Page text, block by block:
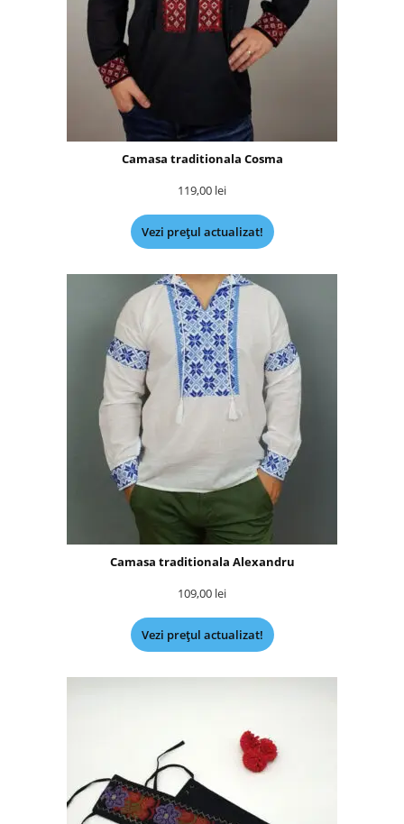
Camasa traditionala Cosma
119,00 lei
Vezi prețul actualizat!
Camasa traditionala Alexandru
109,00 lei
Vezi prețul actualizat!